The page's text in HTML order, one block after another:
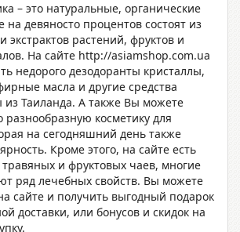
– это натуральные, органические
на девяносто процентов состоят из
экстрактов растений, фруктов и
На сайте http://asiamshop.com.ua
недорого дезодоранты кристаллы,
масла и другие средства
из Таиланда. А также Вы можете
разнообразную косметику для
на сегодняшний день также
Кроме этого, на сайте есть
и фруктовых чаев, многие
ряд лечебных свойств. Вы можете
сайте и получить выгодный подарок
доставки, или бонусов и скидок на